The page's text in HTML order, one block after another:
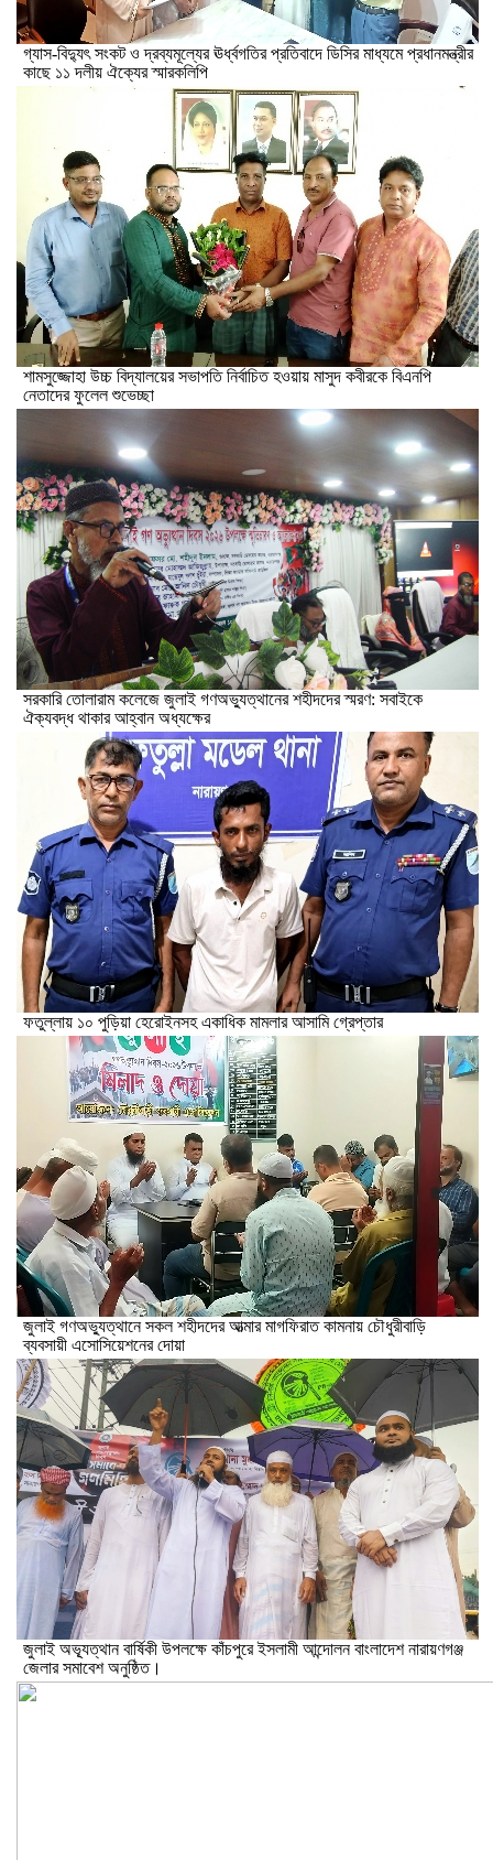
গ্যাস-বিদ্যুৎ সংকট ও দ্রব্যমূল্যের ঊর্ধ্বগতির প্রতিবাদে ডিসির মাধ্যমে প্রধানমন্ত্রীর
কাছে ১১ দলীয় ঐক্যের স্মারকলিপি
শামসুজ্জোহা উচ্চ বিদ্যালয়ের সভাপতি নির্বাচিত হওয়ায় মাসুদ কবীরকে বিএনপি
নেতাদের ফুলেল শুভেচ্ছা
সরকারি তোলারাম কলেজে জুলাই গণঅভ্যুত্থানের শহীদদের স্মরণ: সবাইকে
ঐক্যবদ্ধ থাকার আহ্বান অধ্যক্ষের
ফতুল্লায় ১০ পুড়িয়া হেরোইনসহ একাধিক মামলার আসামি গ্রেপ্তার
জুলাই গণঅভ্যুত্থানে সকল শহীদদের আত্মার মাগফিরাত কামনায় চৌধুরীবাড়ি
ব্যবসায়ী এসোসিয়েশনের দোয়া
জুলাই অভ্যূত্থান বার্ষিকী উপলক্ষে কাঁচপুরে ইসলামী আন্দোলন বাংলাদেশ নারায়ণগঞ্জ
জেলার সমাবেশ অনুষ্ঠিত।